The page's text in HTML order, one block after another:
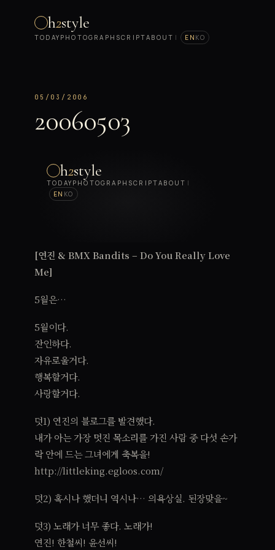
h2style
TODAY PHOTOGRAPH SCRIPTABOUT | EN KO
05/03/2006
20060503
[연진 & BMX Bandits – Do You Really Love
Me]
5월은…
5월이다.
잔인하다.
자유로울거다.
행복할거다.
사랑할거다.
덧1) 연진의 블로그를 발견했다.
내가 아는 가장 멋진 목소리를 가진 사람 중 다섯 손가
락 안에 드는 그녀에게 축복을!
http://littleking.egloos.com/
덧2) 혹시나 했더니 역시나… 의욕상실. 된장맞을~
덧3) 노래가 너무 좋다. 노래가!
연진! 한철씨! 윤선씨!